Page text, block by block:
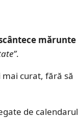
mărunte
.
curat, fără să
de calendarul